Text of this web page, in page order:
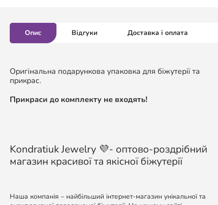
Опис Відгуки Доставка і оплата
Оригінальна подарункова упаковка для біжутерії та
прикрас.
Прикраси до комплекту не входять!
Kondratiuk Jewelry 💜- оптово-роздрібний
магазин красивої та якісної біжутерії
Наша компанія – найбільший інтернет-магазин унікальної та